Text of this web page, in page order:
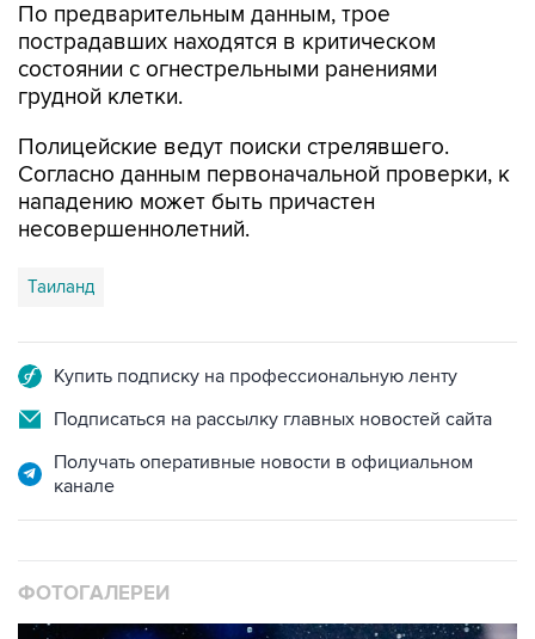
По предварительным данным, трое
пострадавших находятся в критическом
состоянии с огнестрельными ранениями
грудной клетки.
Полицейские ведут поиски стрелявшего.
Согласно данным первоначальной проверки, к
нападению может быть причастен
несовершеннолетний.
Таиланд
Купить подписку на профессиональную ленту
Подписаться на рассылку главных новостей сайта
Получать оперативные новости в официальном
канале
ФОТОГАЛЕРЕИ